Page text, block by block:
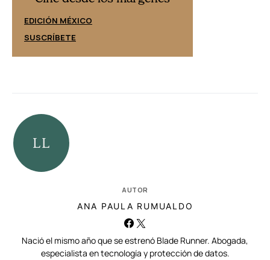
EDICIÓN MÉXICO
SUSCRÍBETE
AUTOR
ANA PAULA RUMUALDO
Nació el mismo año que se estrenó Blade Runner. Abogada,
especialista en tecnología y protección de datos.